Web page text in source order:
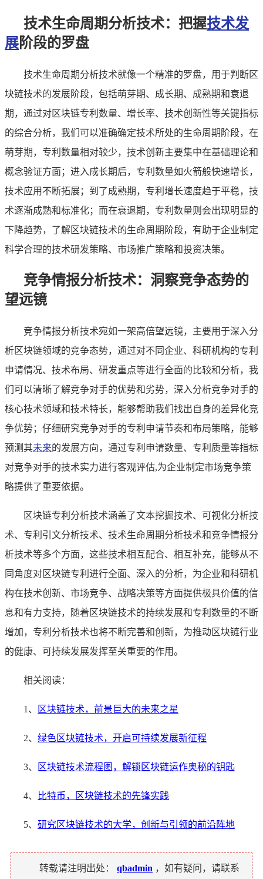
技术生命周期分析技术：把握技术发
展阶段的罗盘
技术生命周期分析技术就像一个精准的罗盘，用于判断区
块链技术的发展阶段，包括萌芽期、成长期、成熟期和衰退
期，通过对区块链专利数量、增长率、技术创新性等关键指标
的综合分析，我们可以准确确定技术所处的生命周期阶段，在
萌芽期，专利数量相对较少，技术创新主要集中在基础理论和
概念验证方面；进入成长期后，专利数量如火箭般快速增长，
技术应用不断拓展；到了成熟期，专利增长速度趋于平稳，技
术逐渐成熟和标准化；而在衰退期，专利数量则会出现明显的
下降趋势，了解区块链技术的生命周期阶段，有助于企业制定
科学合理的技术研发策略、市场推广策略和投资决策。
竞争情报分析技术：洞察竞争态势的
望远镜
竞争情报分析技术宛如一架高倍望远镜，主要用于深入分
析区块链领域的竞争态势，通过对不同企业、科研机构的专利
申请情况、技术布局、研发重点等进行全面的比较和分析，我
们可以清晰了解竞争对手的优势和劣势，深入分析竞争对手的
核心技术领域和技术特长，能够帮助我们找出自身的差异化竞
争优势；仔细研究竞争对手的专利申请节奏和布局策略，能够
预测其未来的发展方向，通过专利申请数量、专利质量等指标
对竞争对手的技术实力进行客观评估,为企业制定市场竞争策
略提供了重要依据。
区块链专利分析技术涵盖了文本挖掘技术、可视化分析技
术、专利引文分析技术、技术生命周期分析技术和竞争情报分
析技术等多个方面，这些技术相互配合、相互补充，能够从不
同角度对区块链专利进行全面、深入的分析，为企业和科研机
构在技术创新、市场竞争、战略决策等方面提供极具价值的信
息和有力支持，随着区块链技术的持续发展和专利数量的不断
增加，专利分析技术也将不断完善和创新，为推动区块链行业
的健康、可持续发展发挥至关重要的作用。
相关阅读：
1、 区块链技术，前景巨大的未来之星
2、 绿色区块链技术，开启可持续发展新征程
3、 区块链技术流程图，解锁区块链运作奥秘的钥匙
4、 比特币，区块链技术的先锋实践
5、 研究区块链技术的大学，创新与引领的前沿阵地
转载请注明出处： qbadmin ，如有疑问，请联系